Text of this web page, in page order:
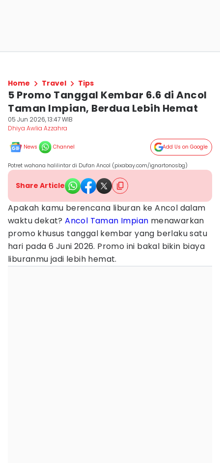
Home Travel Tips
5 Promo Tanggal Kembar 6.6 di Ancol
Taman Impian, Berdua Lebih Hemat
05 Jun 2026, 13:47 WIB
Dhiya Awlia Azzahra
News Channel Add Us on Google
Potret wahana halilintar di Dufan Ancol (pixabay.com/ignartonosbg)
Share Article
Apakah kamu berencana liburan ke Ancol dalam
waktu dekat?Ancol Taman Impian menawarkan
promo khusus tanggal kembar yang berlaku satu
hari pada 6 Juni 2026. Promo ini bakal bikin biaya
liburanmu jadi lebih hemat.